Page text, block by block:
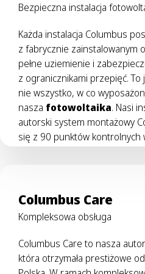
Bezpieczna instalacja
Każda instalacja Columbus
z fabrycznie zainstalowanym
pełne uziemienie i
z ogranicznikami przepięć. To
nie wszystko, w co
nasza fotowoltaika. Nasi
autorski system montażowy
się z 90 punktów kontrolnych
Columbus Care
Kompleksowa obsługa
Columbus Care to nasza
która otrzymała prestiżowe